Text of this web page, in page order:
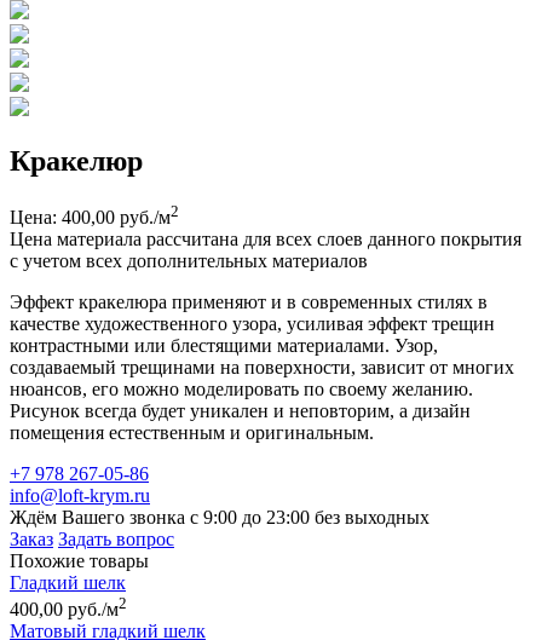
Кракелюр
Цена: 400,00 руб./м2
Цена материала рассчитана для всех слоев данного покрытия
с учетом всех дополнительных материалов
Эффект кракелюра применяют и в современных стилях в
качестве художественного узора, усиливая эффект трещин
контрастными или блестящими материалами. Узор,
создаваемый трещинами на поверхности, зависит от многих
нюансов, его можно моделировать по своему желанию.
Рисунок всегда будет уникален и неповторим, а дизайн
помещения естественным и оригинальным.
+7 978 267-05-86
info@loft-krym.ru
Ждём Вашего звонка с 9:00 до 23:00 без выходных
Заказ Задать вопрос
Похожие товары
Гладкий шелк
400,00 руб./м2
Матовый гладкий шелк